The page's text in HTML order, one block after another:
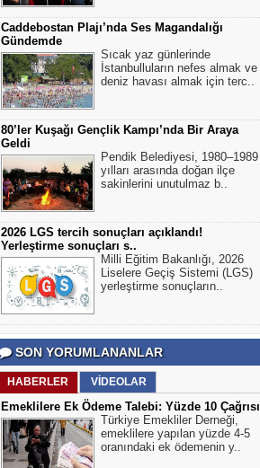
Caddebostan Plajı’nda Ses Magandalığı
Gündemde
Sıcak yaz günlerinde
İstanbulluların nefes almak ve
deniz havası almak için terc..
80’ler Kuşağı Gençlik Kampı’nda Bir Araya
Geldi
Pendik Belediyesi, 1980–1989
yılları arasında doğan ilçe
sakinlerini unutulmaz b..
2026 LGS tercih sonuçları açıklandı!
Yerleştirme sonuçları s..
Milli Eğitim Bakanlığı, 2026
Liselere Geçiş Sistemi (LGS)
yerleştirme sonuçların..
SON YORUMLANANLAR
HABERLER VİDEOLAR
Emeklilere Ek Ödeme Talebi: Yüzde 10 Çağrısı
Türkiye Emekliler Derneği,
emeklilere yapılan yüzde 4-5
oranındaki ek ödemenin y..